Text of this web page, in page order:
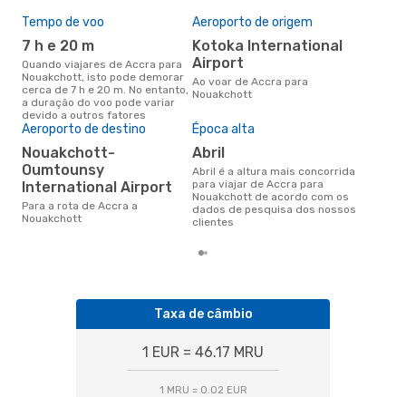
Tempo de voo
7 h e 20 m
Quando viajares de Accra para
Nouakchott, isto pode demorar
cerca de 7 h e 20 m. No entanto,
a duração do voo pode variar
devido a outros fatores
Aeroporto de origem
Kotoka International
Airport
Ao voar de Accra para
Nouakchott
Aeroporto de destino
Nouakchott-
Oumtounsy
International Airport
Para a rota de Accra a
Nouakchott
Época alta
abril
abril é a altura mais concorrida
para viajar de Accra para
Nouakchott de acordo com os
dados de pesquisa dos nossos
clientes
Taxa de câmbio
1 EUR = 46.17 MRU
1 MRU = 0.02 EUR